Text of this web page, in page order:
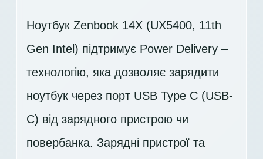
Ноутбук Zenbook 14X (UX5400, 11th
Gen Intel) підтримує Power Delivery –
технологію, яка дозволяє зарядити
ноутбук через порт USB Type C (USB-
C) від зарядного пристрою чи
повербанка. Зарядні пристрої та